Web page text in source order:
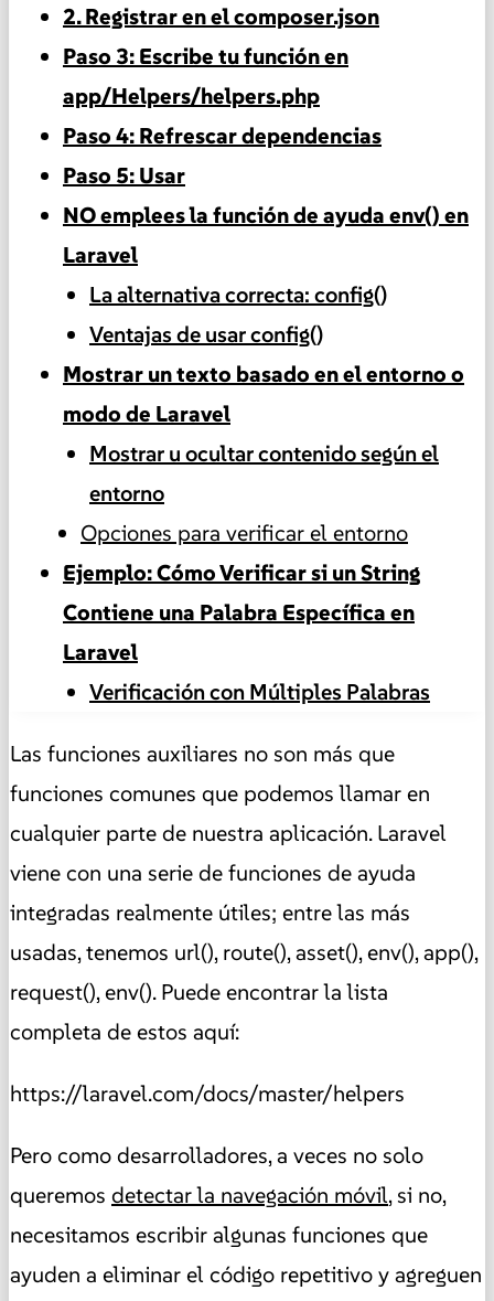
2. Registrar en el composer.json
Paso 3: Escribe tu función en
app/Helpers/helpers.php
Paso 4: Refrescar dependencias
Paso 5: Usar
NO emplees la función de ayuda env() en
Laravel
La alternativa correcta: config()
Ventajas de usar config()
Mostrar un texto basado en el entorno o
modo de Laravel
Mostrar u ocultar contenido según el
entorno
Opciones para verificar el entorno
Ejemplo: Cómo Verificar si un String
Contiene una Palabra Específica en
Laravel
Verificación con Múltiples Palabras
Las funciones auxiliares no son más que
funciones comunes que podemos llamar en
cualquier parte de nuestra aplicación. Laravel
viene con una serie de funciones de ayuda
integradas realmente útiles; entre las más
usadas, tenemos url(), route(), asset(), env(), app(),
request(), env(). Puede encontrar la lista
completa de estos aquí:
https://laravel.com/docs/master/helpers
Pero como desarrolladores, a veces no solo
queremos detectar la navegación móvil, si no,
necesitamos escribir algunas funciones que
ayuden a eliminar el código repetitivo y agreguen